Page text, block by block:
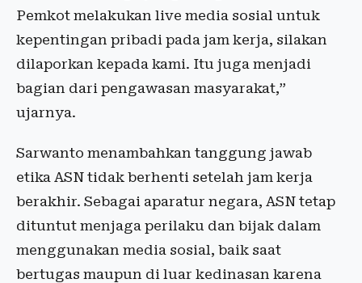
Pemkot melakukan live media sosial untuk
kepentingan pribadi pada jam kerja, silakan
dilaporkan kepada kami. Itu juga menjadi
bagian dari pengawasan masyarakat,”
ujarnya.
Sarwanto menambahkan tanggung jawab
etika ASN tidak berhenti setelah jam kerja
berakhir. Sebagai aparatur negara, ASN tetap
dituntut menjaga perilaku dan bijak dalam
menggunakan media sosial, baik saat
bertugas maupun di luar kedinasan karena